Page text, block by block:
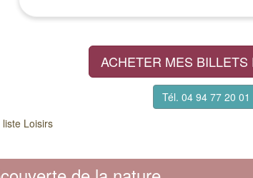
ACHETER MES BILLETS
Tél. 04 94 77 20 01
Loisirs